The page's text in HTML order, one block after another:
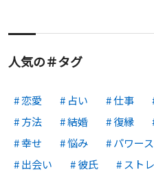
人気の＃タグ
恋愛 占い 仕事
方法
結婚 復縁
幸せ
悩み パワー
出会い
彼氏 スト